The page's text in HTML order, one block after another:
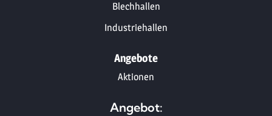
Blechhallen
Industriehallen
Angebote
Aktionen
Angebot: